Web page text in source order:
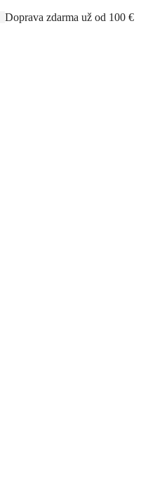
Doprava zdarma už od 100 €